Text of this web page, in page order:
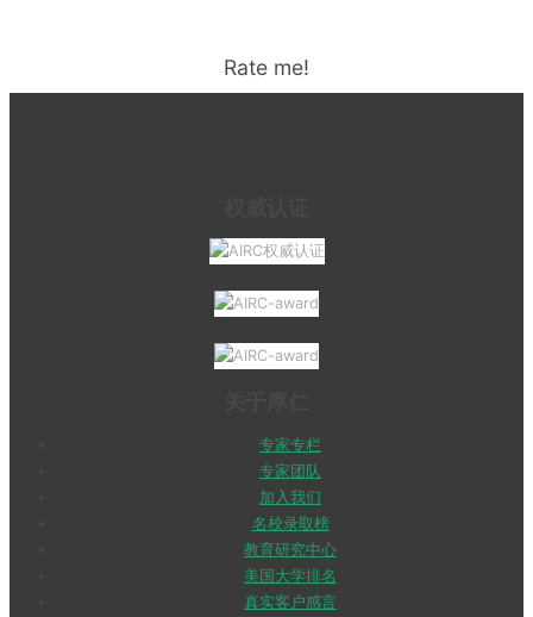
Rate me!
专家专栏
专家团队
加入我们
名校录取榜
教育研究中心
美国大学排名
真实客户感言